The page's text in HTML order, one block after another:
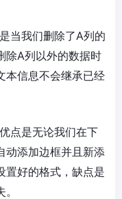
当我们删除了A列的
除A列以外的数据时
本信息不会继承已经
点是无论我们在下
动添加边框并且新添
置好的格式，缺点是